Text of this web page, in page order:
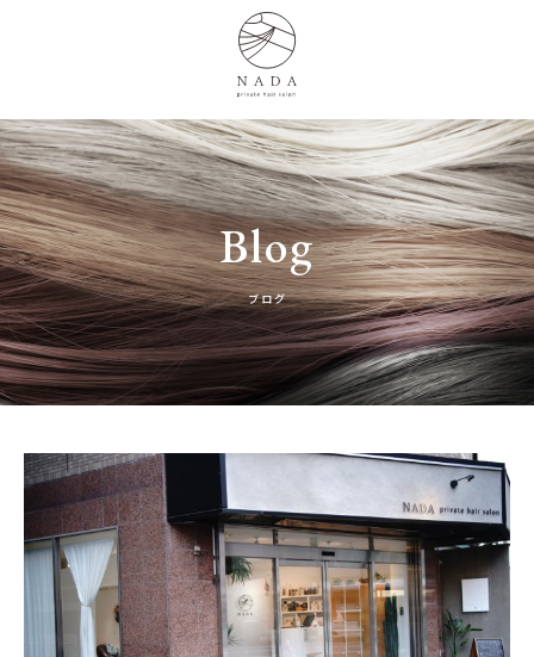
Blog
ブログ